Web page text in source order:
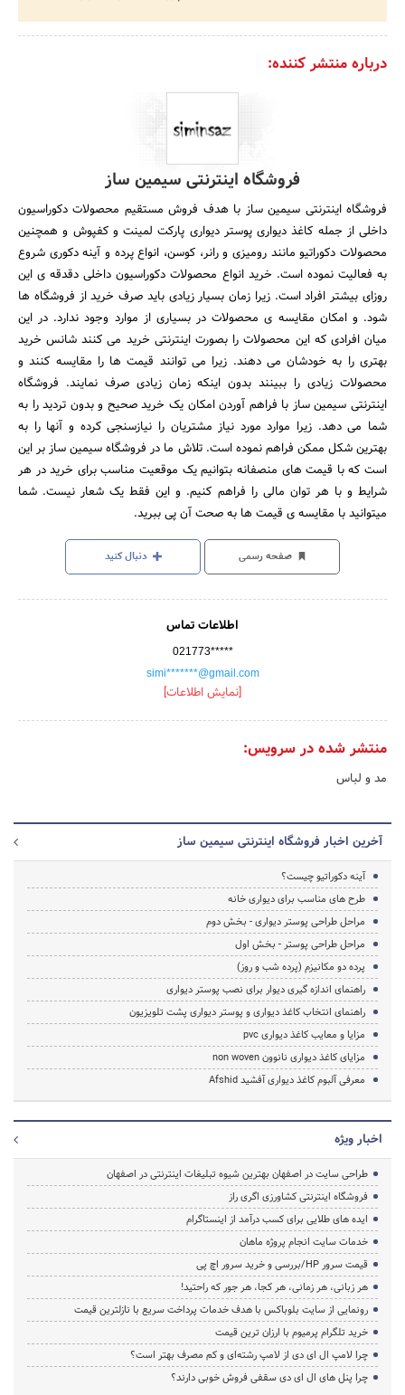
درباره منتشر کننده:
فروشگاه اینترنتی سیمین ساز
فروشگاه اینترنتی سیمین ساز با هدف فروش مستقیم محصولات دکوراسیون
داخلی از جمله کاغذ دیواری پوستر دیواری پارکت لمینت و کفپوش و همچنین
محصولات دکوراتیو مانند رومیزی و رانر، کوسن، انواع پرده و آینه دکوری شروع
به فعالیت نموده است. خرید انواع محصولات دکوراسیون داخلی دقدقه ی این
روزای بیشتر افراد است. زیرا زمان بسیار زیادی باید صرف خرید از فروشگاه ها
شود. و امکان مقایسه ی محصولات در بسیاری از موارد وجود ندارد. در این
میان افرادی که این محصولات را بصورت اینترنتی خرید می کنند شانس خرید
بهتری را به خودشان می دهند. زیرا می توانند قیمت ها را مقایسه کنند و
محصولات زیادی را ببینند بدون اینکه زمان زیادی صرف نمایند. فروشگاه
اینترنتی سیمین ساز با فراهم آوردن امکان یک خرید صحیح و بدون تردید را به
شما می دهد. زیرا موارد مورد نیاز مشتریان را نیازسنجی کرده و آنها را به
بهترین شکل ممکن فراهم نموده است. تلاش ما در فروشگاه سیمین ساز بر این
است که با قیمت های منصفانه بتوانیم یک موقعیت مناسب برای خرید در هر
شرایط و با هر توان مالی را فراهم کنیم. و این فقط یک شعار نیست. شما
میتوانید با مقایسه ی قیمت ها به صحت آن پی ببرید.
صفحه رسمی دنبال کنید
اطلاعات تماس
021773*****
simi*******@gmail.com
[نمایش اطلاعات]
منتشر شده در سرویس:
مد و لباس
آخرین اخبار فروشگاه اینترنتی سیمین ساز
آینه دکوراتیو چیست؟
طرح های مناسب برای دیواری خانه
مراحل طراحی پوستر دیواری - بخش دوم
مراحل طراحی پوستر - بخش اول
پرده دو مکانیزم (پرده شب و روز)
راهنمای اندازه گیری دیوار برای نصب پوستر دیواری
راهنمای انتخاب کاغذ دیواری و پوستر دیواری پشت تلویزیون
مزایا و معایب کاغذ دیواری pvc
مزایای کاغذ دیواری نانوون non woven
معرفی آلبوم کاغذ دیواری آفشید Afshid
اخبار ویژه
طراحی سایت در اصفهان بهترین شیوه تبلیغات اینترنتی در اصفهان
فروشگاه اینترنتی کشاورزی اگری راز
ایده های طلایی برای کسب درآمد از اینستاگرام
خدمات سایت انجام پروژه ماهان
قیمت سرور HP/بررسی و خرید سرور اچ پی
هر زبانی، هر زمانی، هر کجا، هر جور که راحتید!
رونمایی از سایت بلوباکس با هدف خدمات پرداخت سریع با نازلترین قیمت
خرید تلگرام پرمیوم با ارزان ترین قیمت
چرا لامپ ال ای دی از لامپ رشته‌ای و کم مصرف بهتر است؟
چرا پنل های ال ای دی سقفی فروش خوبی دارند؟